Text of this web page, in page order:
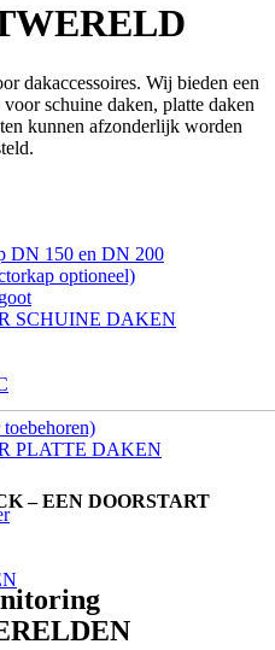
– EEN DOORSTART
dakaccessoires. Wij bieden een
schuine daken, platte daken
kunnen afzonderlijk worden
DN 150 en DN 200
optioneel)
SCHUINE DAKEN
PLATTE DAKEN